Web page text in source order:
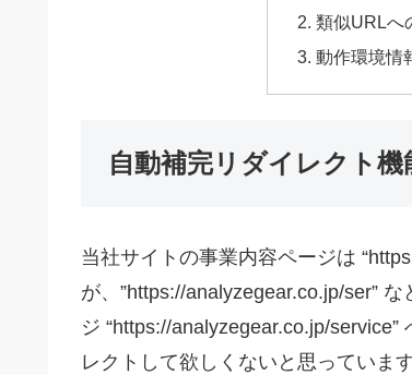
類似URLへ
動作環境情
自動補完リダイレクト機
当社サイトの事業内容ページは
が、”https://analyzegear.co.jp/ser”
ジ “https://analyzegear.co.jp/
レクトして欲しくないと思っています